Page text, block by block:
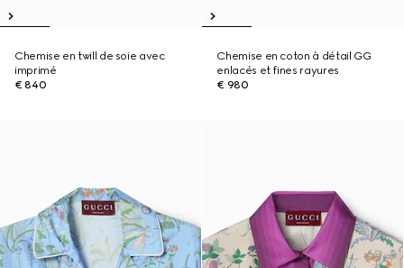
Chemise en twill de soie avec
imprimé
€ 840
Chemise en coton à détail GG
enlacés et fines rayures
€ 980